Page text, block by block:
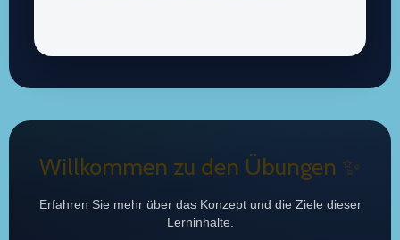
Willkommen zu den Übungen ✨
Erfahren Sie mehr über das Konzept und die Ziele dieser
Lerninhalte.